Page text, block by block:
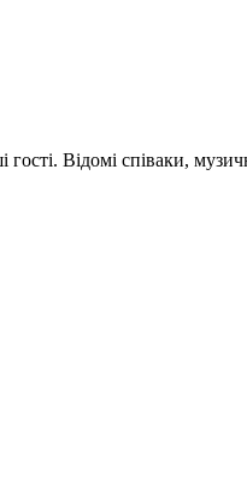
гості. Відомі співаки,